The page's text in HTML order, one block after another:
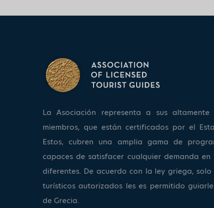
La Asociación representa a sus altamente
miembros, que están certificados por el
Estos, cubren una amplia gama de
capaces de satisfacer cualquier demanda en
diferentes. De acuerdo con la ley griega,
turísticos autorizados les es permitido
de Grecia.